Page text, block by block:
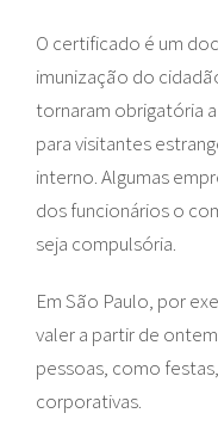
O certificado é um
imunização do
tornaram obrigatória
para visitantes
interno. Algumas
dos funcionários o
seja compulsória.
Em São Paulo, por
valer a partir de
pessoas, como
corporativas.